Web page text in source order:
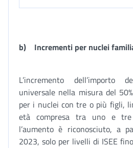
b) Incrementi per nuclei
L’incremento dell’importo
universale nella misura del
per i nuclei con tre o più figli,
età compresa tra uno e
l’aumento è riconosciuto, a
2023, solo per livelli di ISEE